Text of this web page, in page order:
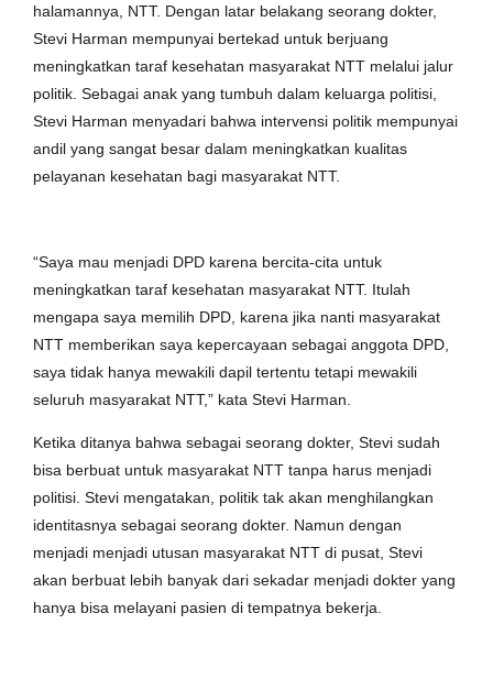
halamannya, NTT. Dengan latar belakang seorang dokter,
Stevi Harman mempunyai bertekad untuk berjuang
meningkatkan taraf kesehatan masyarakat NTT melalui jalur
politik. Sebagai anak yang tumbuh dalam keluarga politisi,
Stevi Harman menyadari bahwa intervensi politik mempunyai
andil yang sangat besar dalam meningkatkan kualitas
pelayanan kesehatan bagi masyarakat NTT.
“Saya mau menjadi DPD karena bercita-cita untuk
meningkatkan taraf kesehatan masyarakat NTT. Itulah
mengapa saya memilih DPD, karena jika nanti masyarakat
NTT memberikan saya kepercayaan sebagai anggota DPD,
saya tidak hanya mewakili dapil tertentu tetapi mewakili
seluruh masyarakat NTT,” kata Stevi Harman.
Ketika ditanya bahwa sebagai seorang dokter, Stevi sudah
bisa berbuat untuk masyarakat NTT tanpa harus menjadi
politisi. Stevi mengatakan, politik tak akan menghilangkan
identitasnya sebagai seorang dokter. Namun dengan
menjadi menjadi utusan masyarakat NTT di pusat, Stevi
akan berbuat lebih banyak dari sekadar menjadi dokter yang
hanya bisa melayani pasien di tempatnya bekerja.